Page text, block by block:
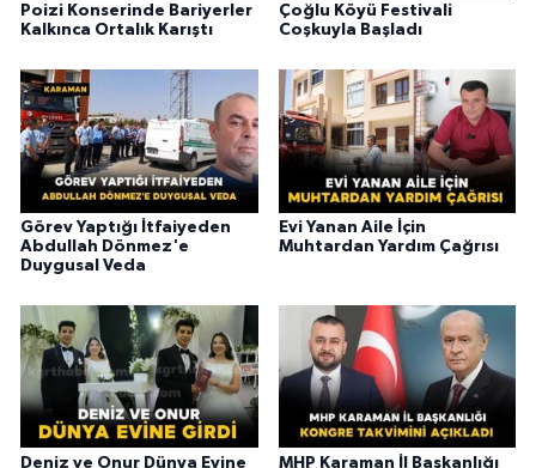
Poizi Konserinde Bariyerler
Kalkınca Ortalık Karıştı
Çoğlu Köyü Festivali
Coşkuyla Başladı
Görev Yaptığı İtfaiyeden
Abdullah Dönmez'e
Duygusal Veda
Evi Yanan Aile İçin
Muhtardan Yardım Çağrısı
Deniz ve Onur Dünya Evine
MHP Karaman İl Başkanlığı